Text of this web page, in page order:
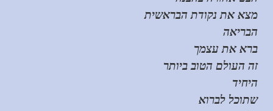
מצא את נקודת הבראשית
הבריאה
ברא את עצמך
זה העולם הטוב ביותר
היחיד
שתוכל לברוא